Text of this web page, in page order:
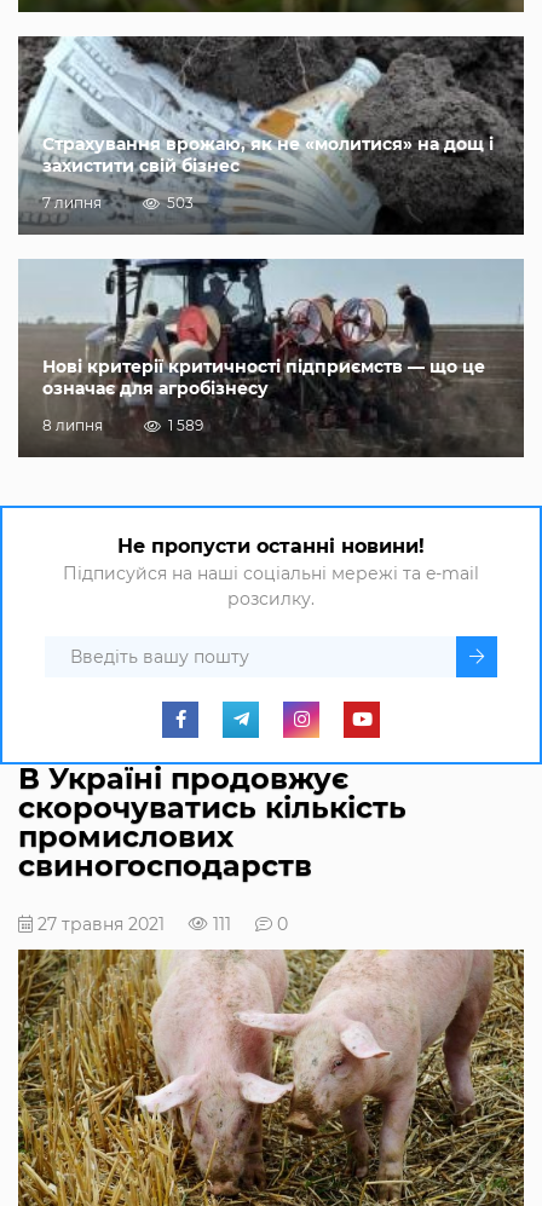
Страхування врожаю, як не «молитися» на дощ і
захистити свій бізнес
7 липня 503
Нові критерії критичності підприємств — що це
означає для агробізнесу
8 липня 1 589
Не пропусти останні новини!
Підписуйся на наші соціальні мережі та e-mail
розсилку.
В Україні продовжує
скорочуватись кількість
промислових
свиногосподарств
27 травня 2021 111 0